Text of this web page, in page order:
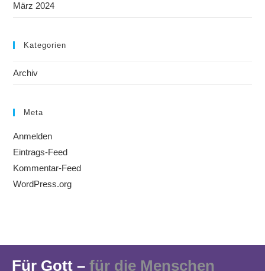
März 2024
Kategorien
Archiv
Meta
Anmelden
Eintrags-Feed
Kommentar-Feed
WordPress.org
Für Gott – für die Menschen